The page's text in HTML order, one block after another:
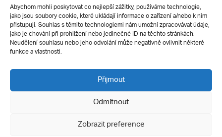
Abychom mohli poskytovat co nejlepší zážitky, používáme technologie,
jako jsou soubory cookie, které ukládají informace o zařízení a/nebo k nim
přistupují. Souhlas s těmito technologiemi nám umožní zpracovávat údaje,
jako je chování při prohlížení nebo jedinečné ID na těchto stránkách.
Neudělení souhlasu nebo jeho odvolání může negativně ovlivnit některé
funkce a vlastnosti.
Přijmout
Odmítnout
Zobrazit preference
Silverius
Pro uchazeče
Přijímací řízení
E-prihlaska
Přípravné kurzy
Ochrana soukromí
Všechna práva vyhrazena